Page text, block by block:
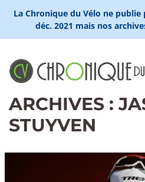
La Chronique du Vélo ne
déc. 2021 mais nos
ARCHIVES :
STUYVEN